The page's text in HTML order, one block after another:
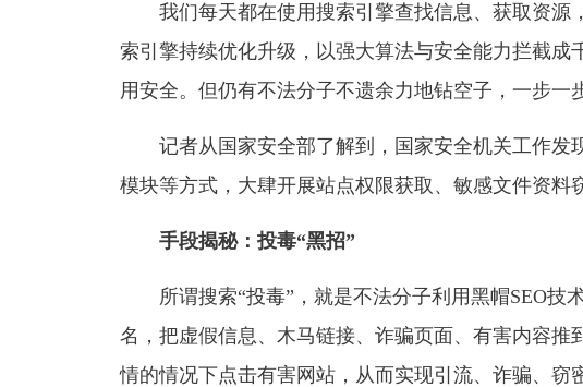
我们每天都在使用搜索引擎查找信息、获取资源
索引擎持续优化升级，以强大算法与安全能力拦截成
用安全。但仍有不法分子不遗余力地钻空子，一步一
记者从国家安全部了解到，国家安全机关工作
模块等方式，大肆开展站点权限获取、敏感文件资料
手段揭秘：投毒“黑招”
所谓搜索“投毒”，就是不法分子利用黑帽SEO技
名，把虚假信息、木马链接、诈骗页面、有害内容推
情的情况下点击有害网站，从而实现引流、诈骗、